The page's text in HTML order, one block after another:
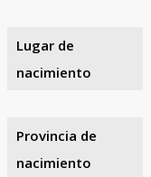
Lugar de
nacimiento
Provincia de
nacimiento